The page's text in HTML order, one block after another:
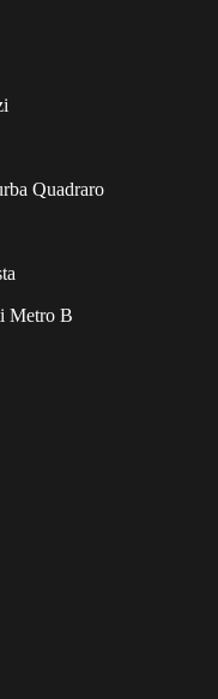
Quadraro
Metro B